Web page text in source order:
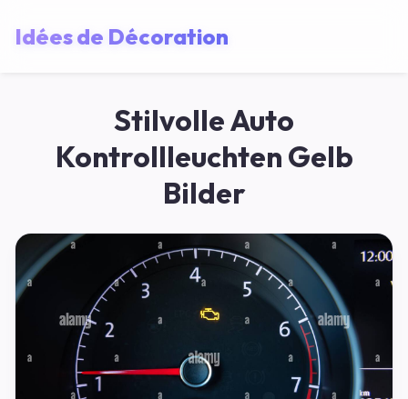
Idées de Décoration
Stilvolle Auto
Kontrollleuchten Gelb
Bilder